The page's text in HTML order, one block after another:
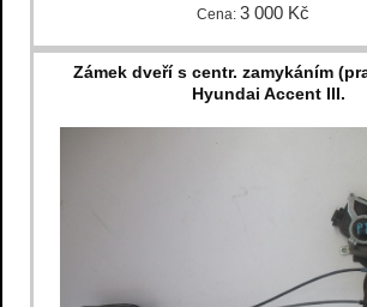
Cena: 3 000 Kč
Zámek dveří s centr. zamykáním
Hyundai Accent III.